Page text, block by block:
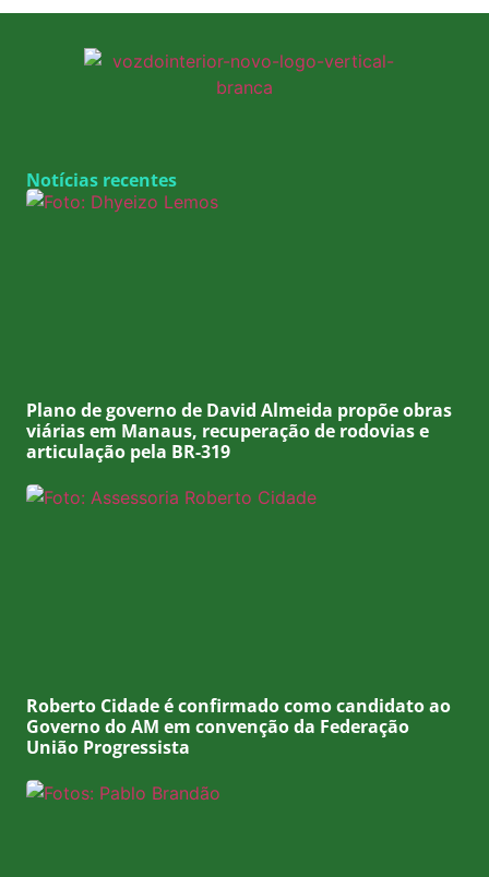
Notícias recentes
Plano de governo de David Almeida propõe obras
viárias em Manaus, recuperação de rodovias e
articulação pela BR-319
Roberto Cidade é confirmado como candidato ao
Governo do AM em convenção da Federação
União Progressista